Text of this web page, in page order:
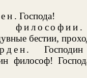
. Господа!
философии .
бестии,
.
философ!